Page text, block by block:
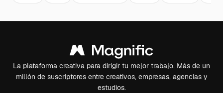
La plataforma creativa para dirigir tu mejor trabajo. Más de un
millón de suscriptores entre creativos, empresas, agencias y
estudios.